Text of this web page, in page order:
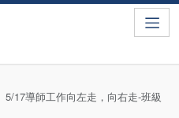
17導師工作向左走，向右走-班級